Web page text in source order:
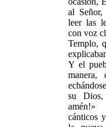
al Señor,
leer las
con voz
Templo,
Y el
manera,
su Dios,
amén!»
cánticos